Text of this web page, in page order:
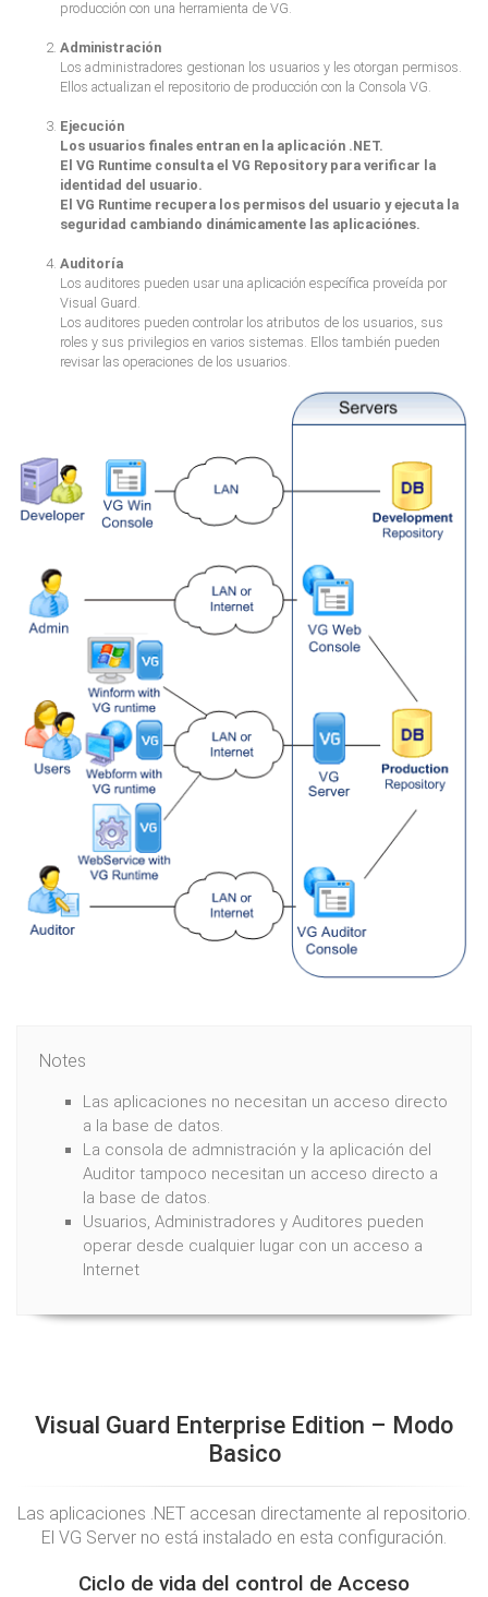
producción con una herramienta de VG.
Administración
Los administradores gestionan los usuarios y les otorgan permisos.
Ellos actualizan el repositorio de producción con la Consola VG.
Ejecución
Los usuarios finales entran en la aplicación .NET.
El VG Runtime consulta el VG Repository para verificar la
identidad del usuario.
El VG Runtime recupera los permisos del usuario y ejecuta la
seguridad cambiando dinámicamente las aplicaciónes.
Auditoría
Los auditores pueden usar una aplicación específica proveída por
Visual Guard.
Los auditores pueden controlar los atributos de los usuarios, sus
roles y sus privilegios en varios sistemas. Ellos también pueden
revisar las operaciones de los usuarios.
Notes
Las aplicaciones no necesitan un acceso directo
a la base de datos.
La consola de admnistración y la aplicación del
Auditor tampoco necesitan un acceso directo a
la base de datos.
Usuarios, Administradores y Auditores pueden
operar desde cualquier lugar con un acceso a
Internet
Visual Guard Enterprise Edition – Modo
Basico
Las aplicaciones .NET accesan directamente al repositorio.
El VG Server no está instalado en esta configuración.
Ciclo de vida del control de Acceso